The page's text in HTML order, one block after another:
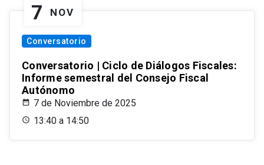
7 NOV
Conversatorio
Conversatorio | Ciclo de Diálogos Fiscales:
Informe semestral del Consejo Fiscal
Autónomo
7 de Noviembre de 2025
13:40 a 14:50